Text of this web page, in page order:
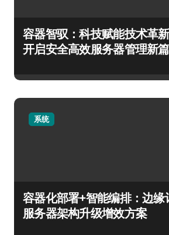
容器智驭：科技赋能技术革新
开启安全高效服务器管理新篇
系统
容器化部署+智能编排：边缘
服务器架构升级增效方案